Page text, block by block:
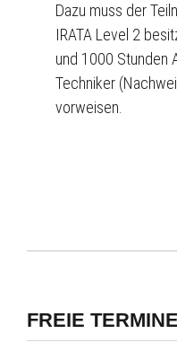
Dazu muss der
IRATA Level 2
und 1000 Stunden
Techniker
vorweisen.
FREIE